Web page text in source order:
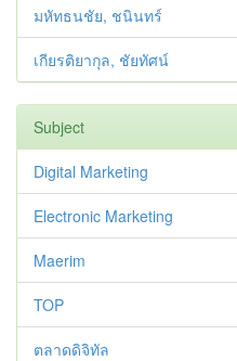
มหัทธนชัย, ชนินทร์
เกียรติยากุล, ชัยทัศน์
Subject
Digital Marketing
Electronic Marketing
Maerim
TOP
ตลาดดิจิทัล